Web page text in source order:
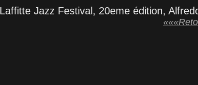
Jazz Festival, 20eme édition,